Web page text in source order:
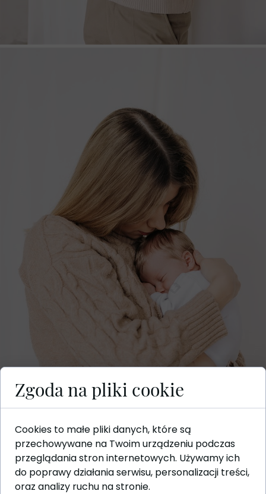
Zgoda na pliki cookie
Cookies to małe pliki danych, które są
przechowywane na Twoim urządzeniu podczas
przeglądania stron internetowych. Używamy ich
do poprawy działania serwisu, personalizacji treści,
oraz analizy ruchu na stronie.